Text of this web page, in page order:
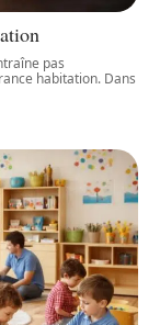
pas
habitation. Dans